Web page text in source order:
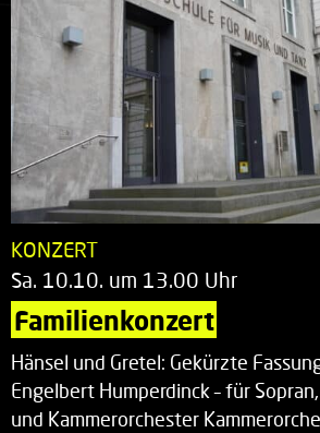
KONZERT
Sa. 10.10. um 13.00 Uhr
Familienkonzert
Hänsel und Gretel: Gekürzte
Engelbert Humperdinck – für
und Kammerorchester